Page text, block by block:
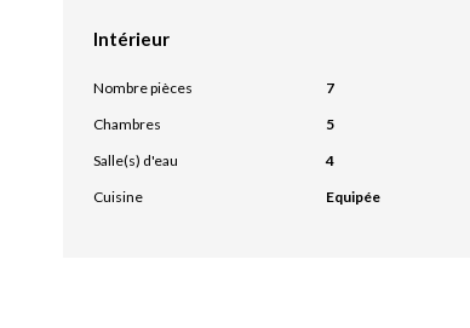
Intérieur
Nombre pièces
7
Chambres
5
Salle(s) d'eau
4
Cuisine
Equipée